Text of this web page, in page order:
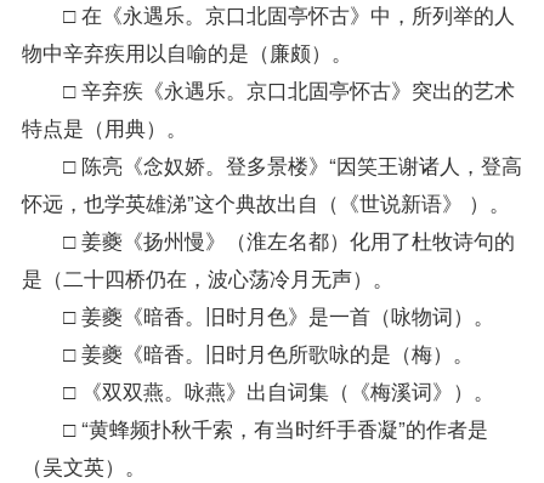
□ 在《永遇乐。京口北固亭怀古》中，所列举的人
物中辛弃疾用以自喻的是（廉颇）。
□ 辛弃疾《永遇乐。京口北固亭怀古》突出的艺术
特点是（用典）。
□ 陈亮《念奴娇。登多景楼》“因笑王谢诸人，登高
怀远，也学英雄涕”这个典故出自（《世说新语》 ）。
□ 姜夔《扬州慢》（淮左名都）化用了杜牧诗句的
是（二十四桥仍在，波心荡冷月无声）。
□ 姜夔《暗香。旧时月色》是一首（咏物词）。
□ 姜夔《暗香。旧时月色所歌咏的是（梅）。
□ 《双双燕。咏燕》出自词集（《梅溪词》）。
□ “黄蜂频扑秋千索，有当时纤手香凝”的作者是
（吴文英）。